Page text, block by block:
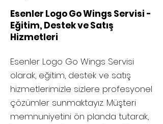
Esenler Logo Go Wings Servisi -
Eğitim, Destek ve Satış
Hizmetleri
Esenler Logo Go Wings Servisi
olarak, eğitim, destek ve satış
hizmetlerimizle sizlere profesyonel
çözümler sunmaktayız. Müşteri
memnuniyetini ön planda tutarak,